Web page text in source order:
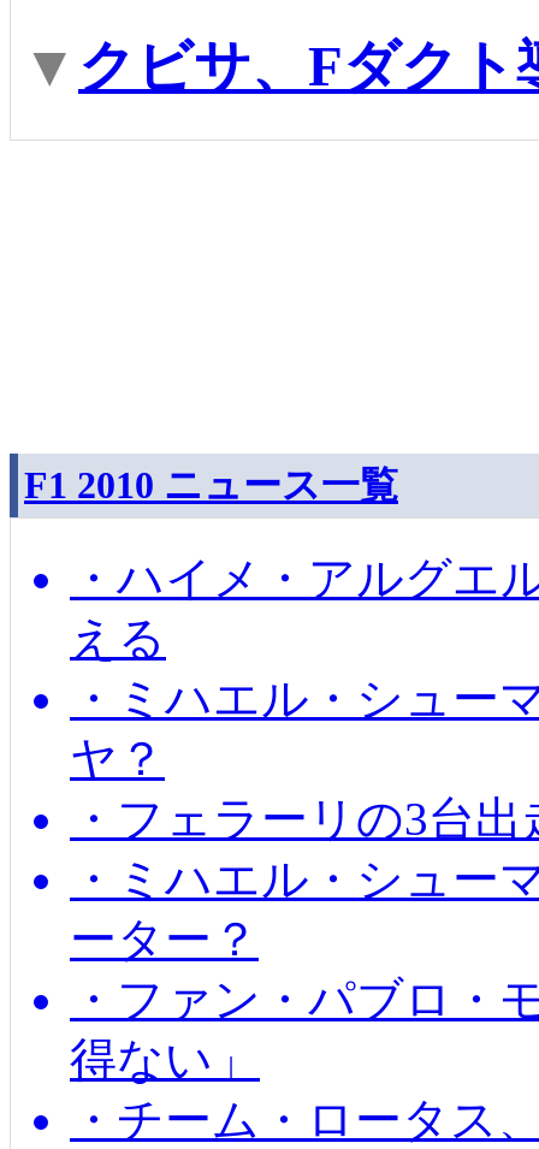
▼ クビサ、Fダクト
F1 2010 ニュース一覧
・ハイメ・アルグエ
える
・ミハエル・シュー
ヤ？
・フェラーリの3台
・ミハエル・シュー
ーター？
・ファン・パブロ・
得ない」
・チーム・ロータス